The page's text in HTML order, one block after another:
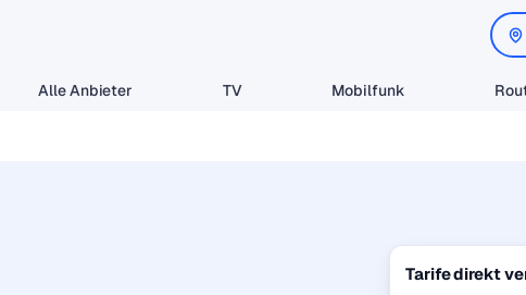
Alle Anbieter TV Mobilfunk
Tarife direkt